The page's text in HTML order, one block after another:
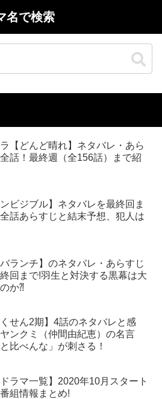
名で検索
【どんど晴れ】ネタバレ・あら
話！最終週（全156話）まで紹
ンビジブル】ネタバレを最終回ま
話あらすじと結末予想、犯人は
バランチ】のネタバレ・あらすじ
回まで!羽生と対決する黒幕は大
か⁈
くせん2期】4話のネタバレと感
ンクミ（仲間由紀恵）の名言
と比べんな」が刺さる！
ドラマ一覧】2020年10月スタート
組情報まとめ!